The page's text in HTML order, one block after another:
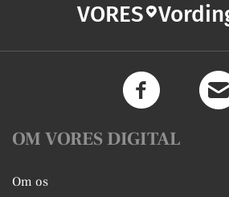
VORES
OM VORES DIGITAL
Om os